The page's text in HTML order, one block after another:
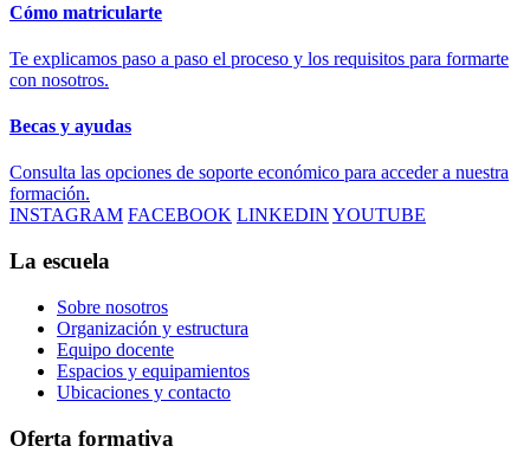
Cómo matricularte
Te explicamos paso a paso el proceso y los requisitos para formarte
con nosotros.
Becas y ayudas
Consulta las opciones de soporte económico para acceder a nuestra
formación.
INSTAGRAM FACEBOOK LINKEDIN YOUTUBE
La escuela
Sobre nosotros
Organización y estructura
Equipo docente
Espacios y equipamientos
Ubicaciones y contacto
Oferta formativa